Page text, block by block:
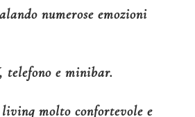
numerose emozioni
telefono e minibar.
molto confortevole e